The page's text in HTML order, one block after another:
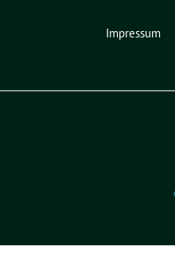
Impressum